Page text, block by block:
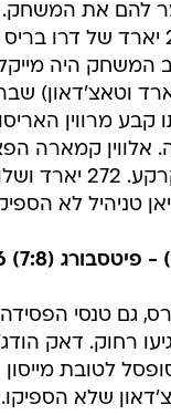
להם את
טאצ'דאונים ו-279 יארד של
המשחק היה
תפיסות (136 יארד
יארד וצמד על הקרקע. 272
טניהיל לא
גם טנסי
רחוק. דאק
לטובת מייסון
וטאצ'דאון שלא